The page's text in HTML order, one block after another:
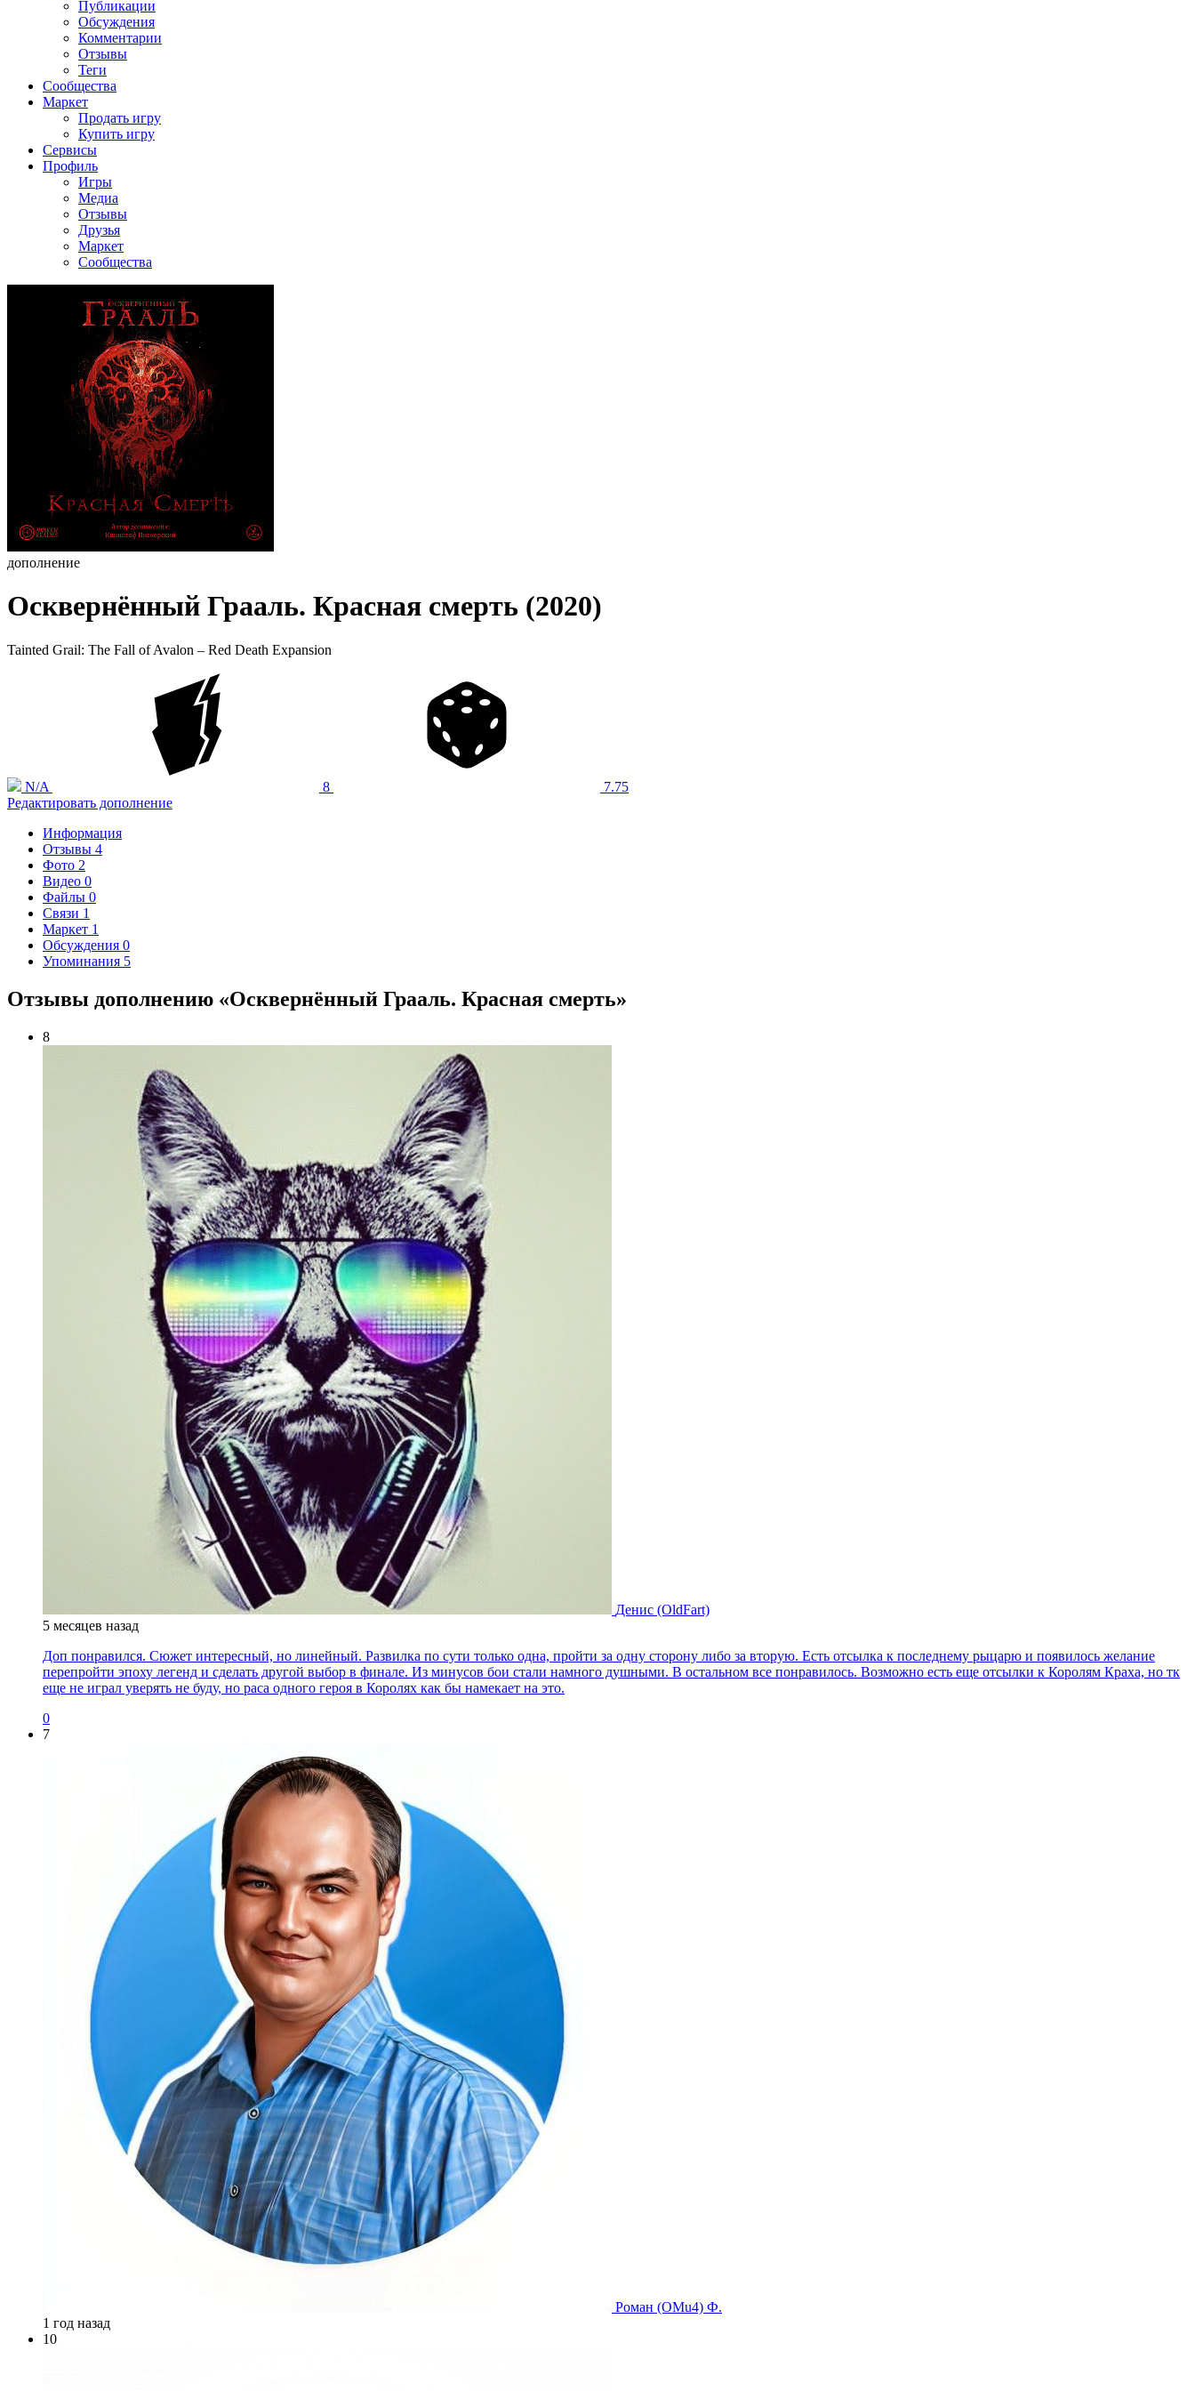
Публикации
Обсуждения
Комментарии
Отзывы
Теги
Сообщества
Маркет
Продать игру
Купить игру
Сервисы
Профиль
Игры
Медиа
Отзывы
Друзья
Маркет
Сообщества
дополнение
Осквернённый Грааль. Красная смерть (2020)
Tainted Grail: The Fall of Avalon – Red Death Expansion
N/A 8
7.75
Редактировать дополнение
Информация
Отзывы 4
Фото 2
Видео 0
Файлы 0
Связи 1
Маркет 1
Обсуждения 0
Упоминания 5
Отзывы дополнению «Осквернённый Грааль. Красная смерть»
8
Денис (OldFart)
5 месяцев назад
Доп понравился. Сюжет интересный, но линейный. Развилка по сути только одна, пройти за одну сторону либо за вторую. Есть отсылка к последнему рыцарю и появилось желание
перепройти эпоху легенд и сделать другой выбор в финале. Из минусов бои стали намного душными. В остальном все понравилось. Возможно есть еще отсылки к Королям Краха, но тк
еще не играл уверять не буду, но раса одного героя в Королях как бы намекает на это.
0
7
Роман (OMu4) Ф.
1 год назад
10